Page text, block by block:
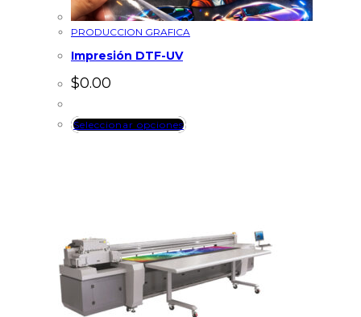
PRODUCCION GRAFICA
Impresión DTF-UV
$0.00
Seleccionar opciones